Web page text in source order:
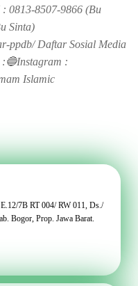
0813-8507-9866 (Bu
Sinta)
ppdb/ Daftar Sosial Media
:🔵Instagram :
Islamic
7B RT 004/ RW 011, Ds./
Bogor, Prop. Jawa Barat.